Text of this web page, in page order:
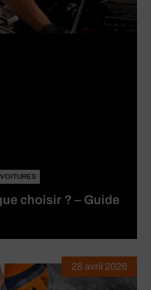
VOITURES
choisir ? – Guide
28 avril 2026